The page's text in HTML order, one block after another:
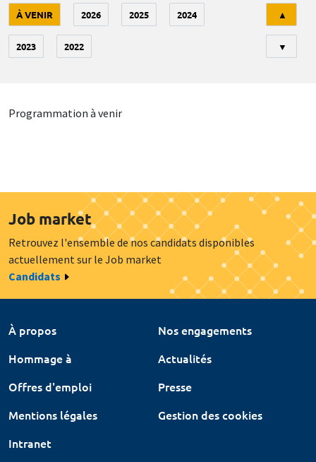
À VENIR 2026 2025 2024
2023 2022
▲
▼
Programmation à venir
Job market
Retrouvez l'ensemble de nos candidats disponibles
actuellement sur le Job market
Candidats
À propos
Nos engagements
Hommage à
Actualités
Offres d'emploi
Presse
Mentions légales
Gestion des cookies
Intranet